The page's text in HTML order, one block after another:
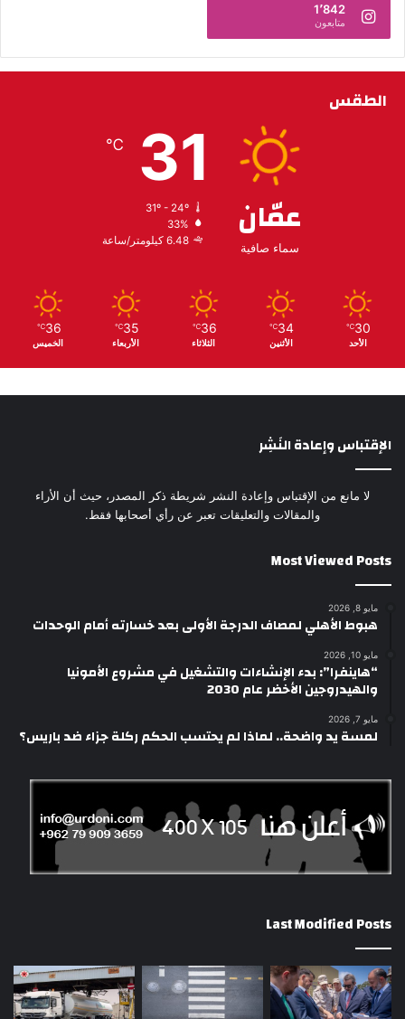
1٬842
متابعون
الطقس
عمّان
سماء صافية
31
℃
31º - 24º
33%
6.48 كيلومتر/ساعة
30
℃
الأحد
34
℃
الأثنين
36
℃
الثلاثاء
35
℃
الأربعاء
36
℃
الخميس
الإقتباس وإعادة النَشِر
لا مانع من الإقتباس وإعادة النشر شريطة ذكر المصدر، حيث أن الأراء
والمقالات والتعليقات تعبر عن رأي أصحابها فقط.
Most Viewed Posts
مايو 8, 2026
هبوط الأهلي لمصاف الدرجة الأولى بعد خسارته أمام الوحدات
مايو 10, 2026
“هاينفرا”: بدء الإنشاءات والتشغيل في مشروع الأمونيا
والهيدروجين الأخضر عام 2030
مايو 7, 2026
لمسة يد واضحة.. لماذا لم يحتسب الحكم ركلة جزاء ضد باريس؟
Last Modified Posts